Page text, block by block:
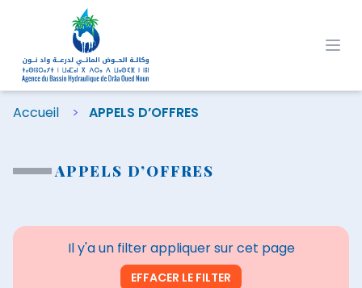
Accueil APPELS D’OFFRES
APPELS D’OFFRES
Il y'a un filter appliquer sur cet page
EFFACER LE FILTER